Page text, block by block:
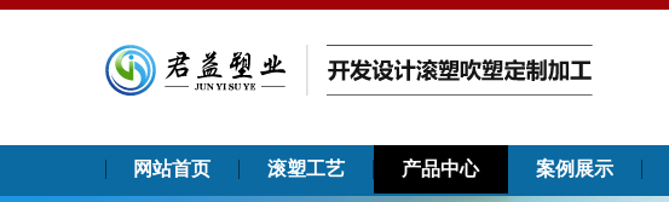
网站首页 滚塑工艺 产品中心 案例展示